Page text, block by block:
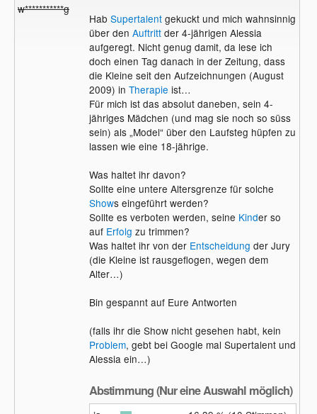
w***********g
Hab Supertalentgekuckt und mich wahnsinnig
über den Auftrittder 4-jährigen Alessia
aufgeregt. Nicht genug damit, da lese ich
doch einen Tag danach in der Zeitung, dass
die Kleine seit den Aufzeichnungen (August
2009) in Therapie ist…
Für mich ist das absolut daneben, sein 4-
jähriges Mädchen (und mag sie noch so süss
sein) als „Model“ über den Laufsteg hüpfen zu
lassen wie eine 18-jährige.
Was haltet ihr davon?
Sollte eine untere Altersgrenze für solche
Shows eingeführt werden?
Sollte es verboten werden, seine Kinder so
auf Erfolg zu trimmen?
Was haltet ihr von der Entscheidung der Jury
(die Kleine ist rausgeflogen, wegen dem
Alter…)
Bin gespannt auf Eure Antworten
(falls ihr die Show nicht gesehen habt, kein
Problem, gebt bei Google mal Supertalent und
Alessia ein…)
Abstimmung (Nur eine Auswahl möglich)